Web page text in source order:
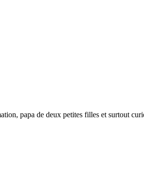
papa de deux petites filles et surtout